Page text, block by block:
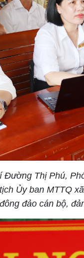
Đường Thị Phú,
Ủy ban MTTQ
đông đảo cán bộ,